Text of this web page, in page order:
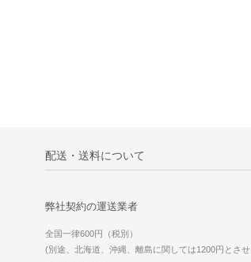
配送・送料について
弊社契約の運送業者
全国一律600円（税別）
(別途、北海道、沖縄、離島に関しては1200円とさせ